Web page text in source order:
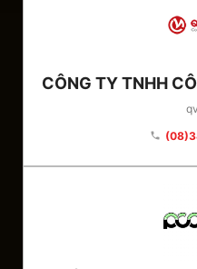
CÔNG TY TNHH
phone